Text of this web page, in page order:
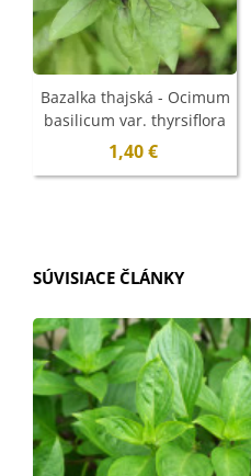
Bazalka thajská - Ocimum
basilicum var. thyrsiflora
- semená - 50 ks
1,40 €
SÚVISIACE ČLÁNKY